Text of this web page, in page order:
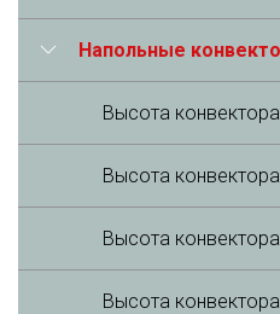
Напольные
Высота
Высота
Высота
Высота